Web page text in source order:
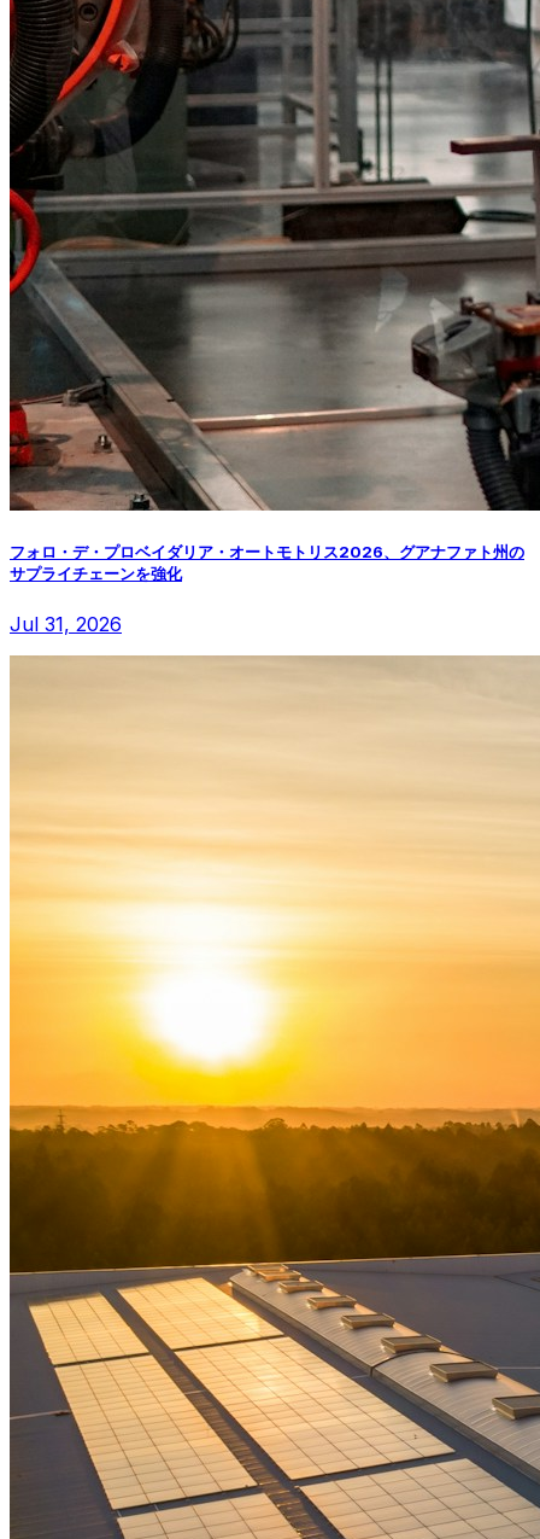
フォロ・デ・プロベイダリア・オートモトリス2026、グアナファト州の
サプライチェーンを強化
Jul 31, 2026